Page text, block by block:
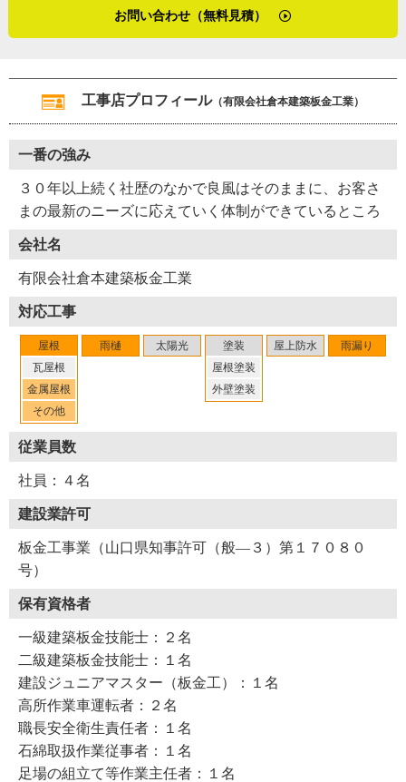
工事店番号
根（ガルバリウム鋼板屋根）だと雨水がはねて軒を飛んで
いきます。屋根材に合わせた雨樋の大きさ、そして設置位
設置の時に気になることがあれば実際に水を流すように促
しているんです。この屋根材はどれくらい水がはねるの
か、それを確かめてから雨樋の位置を設定しなさいと指導
しています」
※１ カバー工法・・・金属屋根の重ね張りをする屋根の
リフォーム方法
※２ 垂木・・・屋根の骨組みの一種で、一番高い棟木か
スタッフへの指導のきめ細やかさ、それらが全て伝わって
（２０２３年７月取材）
お問い合わせ（無料見積）
工事店プロフィール（有限会社倉本建築板金工業）
一番の強み
３０年以上続く社歴のなかで良風はそのままに、お客さ
まの最新のニーズに応えていく体制ができているところ
会社名
有限会社倉本建築板金工業
対応工事
屋根
瓦屋根
金属屋根
その他
雨樋 太陽光
塗装
屋根塗装
外壁塗装
屋上防水 雨漏り
従業員数
社員：４名
建設業許可
板金工事業（山口県知事許可（般―３）第１７０８０
号）
保有資格者
一級建築板金技能士：２名
二級建築板金技能士：１名
建設ジュニアマスター（板金工）：１名
高所作業車運転者：２名
職長安全衛生責任者：１名
石綿取扱作業従事者：１名
足場の組立て等作業主任者：１名